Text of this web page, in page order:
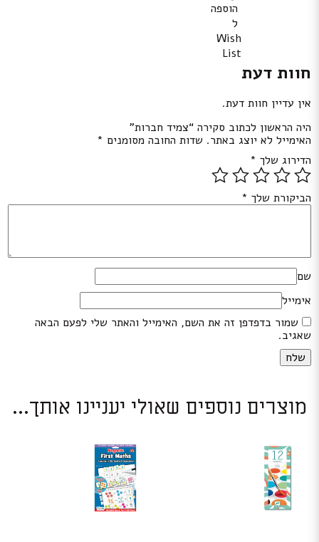
הוספה
ל
Wish
List
חוות דעת
אין עדיין חוות דעת.
היה הראשון לכתוב סקירה “צמיד חברות”
האימייל לא יוצג באתר. שדות החובה מסומנים *
הדירוג שלך *
הביקורת שלך *
שם
אימייל
שמור בדפדפן זה את השם, האימייל והאתר שלי לפעם הבאה
שאגיב.
מוצרים נוספים שאולי יעניינו אותך...